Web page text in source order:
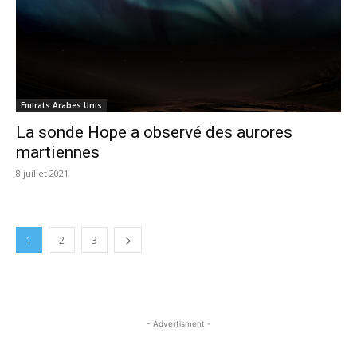
Emirats Arabes Unis
La sonde Hope a observé des aurores
martiennes
8 juillet 2021
1 2 3
- Advertisment -